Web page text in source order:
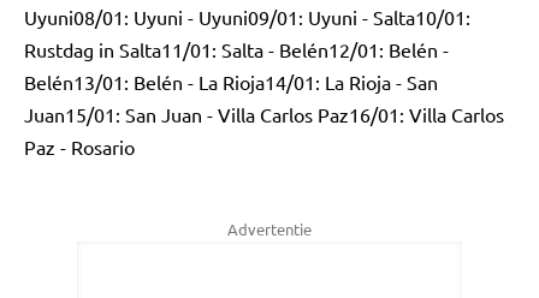
Uyuni08/01: Uyuni - Uyuni09/01: Uyuni - Salta10/01:
Rustdag in Salta11/01: Salta - Belén12/01: Belén -
Belén13/01: Belén - La Rioja14/01: La Rioja - San
Juan15/01: San Juan - Villa Carlos Paz16/01: Villa Carlos
Paz - Rosario
Advertentie